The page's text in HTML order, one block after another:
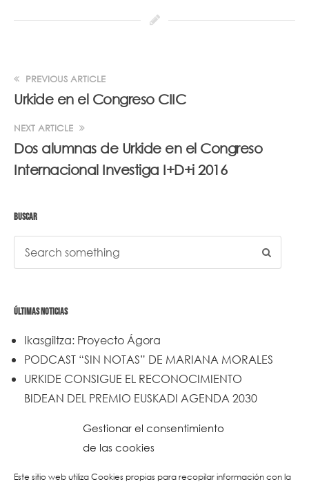
Gestionar el consentimiento
de las cookies
Este sitio web utiliza Cookies propias para recopilar información con la
PREVIOUS ARTICLE
Urkide en el Congreso CIIC
NEXT ARTICLE
Dos alumnas de Urkide en el Congreso
Internacional Investiga I+D+i 2016
BUSCAR
ÚLTIMAS NOTICIAS
Ikasgiltza: Proyecto Ágora
PODCAST “SIN NOTAS” DE MARIANA MORALES
URKIDE CONSIGUE EL RECONOCIMIENTO
BIDEAN DEL PREMIO EUSKADI AGENDA 2030
Urkide en Cadena SER